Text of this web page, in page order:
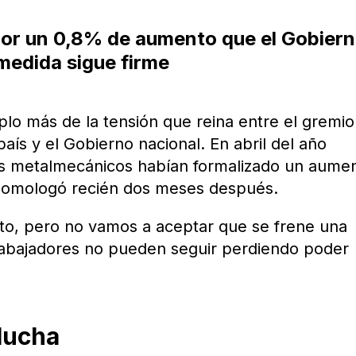
un 0,8% de aumento que el
sigue firme
más de la tensión que reina entre el gremio
y el Gobierno nacional. En abril del año
metalmecánicos habían formalizado un
recién dos meses después.
pero no vamos a aceptar que se frene una
no pueden seguir perdiendo poder